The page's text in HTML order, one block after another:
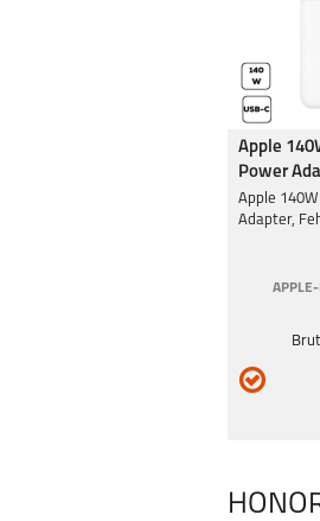
Apple
Power
Apple
Adapter,